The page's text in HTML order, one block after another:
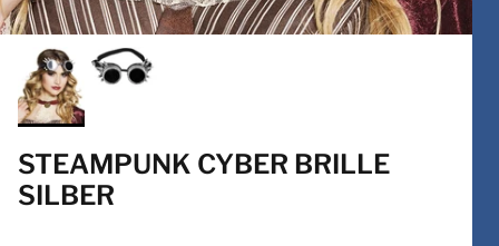
STEAMPUNK CYBER BRILLE
SILBER